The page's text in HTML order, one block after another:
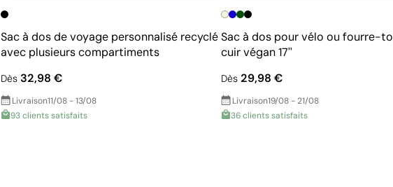
Sac à dos de voyage personnalisé recyclé
avec plusieurs compartiments
Dès32,98 €
Livraison11/08 - 13/08
93 clients satisfaits
Sac à dos pour vélo ou fourre-
cuir végan 17''
Dès29,98 €
Livraison19/08 - 21/08
36 clients satisfaits